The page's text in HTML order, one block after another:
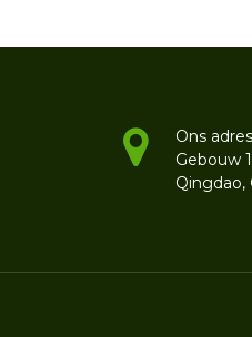
Ons adres
Gebouw
Qingdao,